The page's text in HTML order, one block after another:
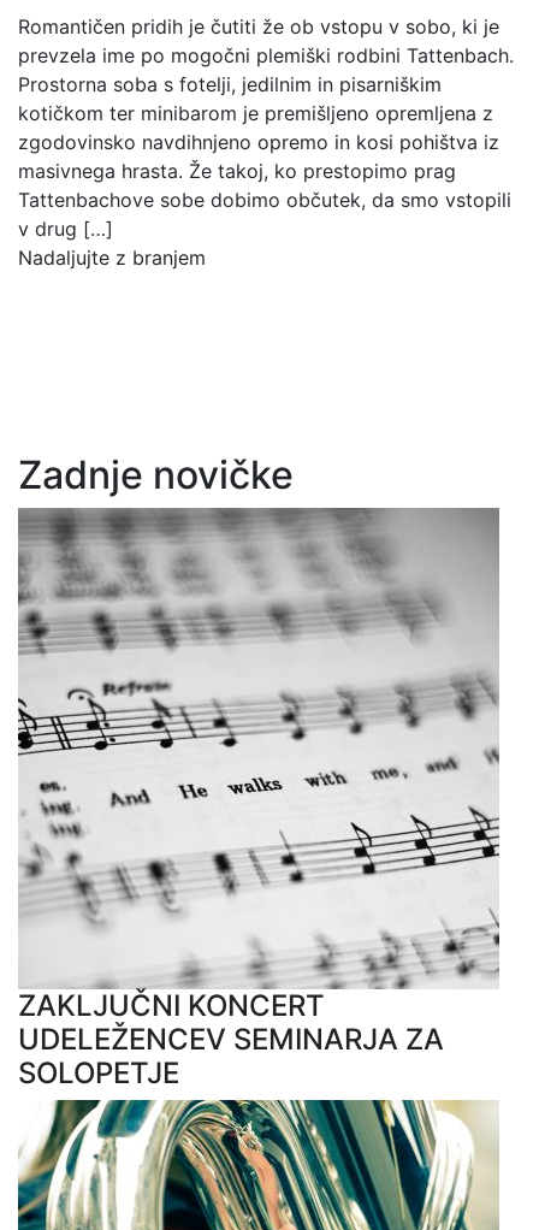
Romantičen pridih je čutiti že ob vstopu v sobo, ki je
prevzela ime po mogočni plemiški rodbini Tattenbach.
Prostorna soba s fotelji, jedilnim in pisarniškim
kotičkom ter minibarom je premišljeno opremljena z
zgodovinsko navdihnjeno opremo in kosi pohištva iz
masivnega hrasta. Že takoj, ko prestopimo prag
Tattenbachove sobe dobimo občutek, da smo vstopili
v drug […]
Nadaljujte z branjem
Zadnje novičke
ZAKLJUČNI KONCERT
UDELEŽENCEV SEMINARJA ZA
SOLOPETJE